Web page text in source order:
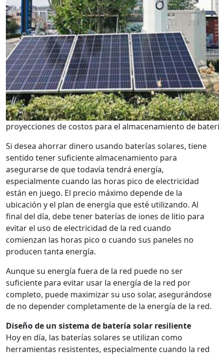
proyecciones de costos para el almacenamiento de
Si desea ahorrar dinero usando baterías solares, tiene
sentido tener suficiente almacenamiento para
asegurarse de que todavía tendrá energía,
especialmente cuando las horas pico de electricidad
están en juego. El precio máximo depende de la
ubicación y el plan de energía que esté utilizando. Al
final del día, debe tener baterías de iones de litio para
evitar el uso de electricidad de la red cuando
comienzan las horas pico o cuando sus paneles no
producen tanta energía.
Aunque su energía fuera de la red puede no ser
suficiente para evitar usar la energía de la red por
completo, puede maximizar su uso solar, asegurándose
de no depender completamente de la energía de la red.
Diseño de un sistema de batería solar resiliente
Hoy en día, las baterías solares se utilizan como
herramientas resistentes, especialmente cuando la red